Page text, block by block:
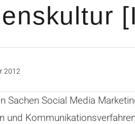
2012
Sachen Social Media
und